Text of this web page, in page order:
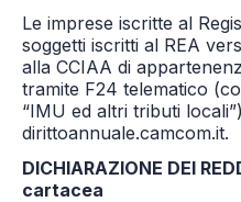
Le imprese iscritte al
soggetti iscritti al REA
alla CCIAA di
tramite F24 telematico
“IMU ed altri tributi
dirittoannuale.camcom.it.
DICHIARAZIONE DEI
cartacea